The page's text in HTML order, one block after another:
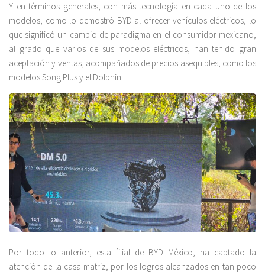
Y en términos generales, con más tecnología en cada uno de los
modelos, como lo demostró BYD al ofrecer vehículos eléctricos, lo
que significó un cambio de paradigma en el consumidor mexicano,
al grado que varios de sus modelos eléctricos, han tenido gran
aceptación y ventas, acompañados de precios asequibles, como los
modelos Song Plus y el Dolphin.
Por todo lo anterior, esta filial de BYD México, ha captado la
atención de la casa matriz, por los logros alcanzados en tan poco